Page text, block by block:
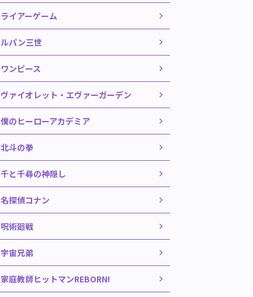
ライアーゲーム
ルパン三世
ワンピース
ヴァイオレット・エヴァーガーデン
僕のヒーローアカデミア
北斗の拳
千と千尋の神隠し
名探偵コナン
呪術廻戦
宇宙兄弟
家庭教師ヒットマンREBORN!